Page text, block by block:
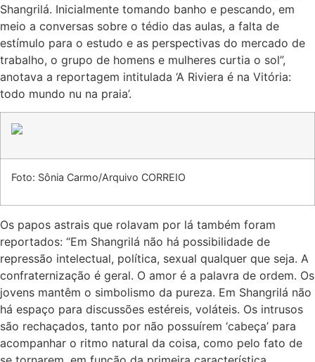
Shangrilá. Inicialmente tomando banho e pescando, em
meio a conversas sobre o tédio das aulas, a falta de
estímulo para o estudo e as perspectivas do mercado de
trabalho, o grupo de homens e mulheres curtia o sol”,
anotava a reportagem intitulada ‘A Riviera é na Vitória:
todo mundo nu na praia’.
Foto: Sônia Carmo/Arquivo CORREIO
Os papos astrais que rolavam por lá também foram
reportados: “Em Shangrilá não há possibilidade de
repressão intelectual, política, sexual qualquer que seja. A
confraternização é geral. O amor é a palavra de ordem. Os
jovens mantêm o simbolismo da pureza. Em Shangrilá não
há espaço para discussões estéreis, voláteis. Os intrusos
são rechaçados, tanto por não possuírem ‘cabeça’ para
acompanhar o ritmo natural da coisa, como pelo fato de